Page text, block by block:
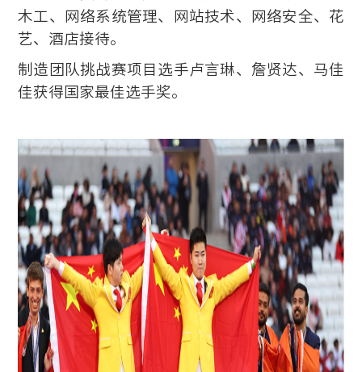
木工、网络系统管理、网站技术、网络安全、花
艺、酒店接待。
制造团队挑战赛项目选手卢言琳、詹贤达、马佳
佳获得国家最佳选手奖。